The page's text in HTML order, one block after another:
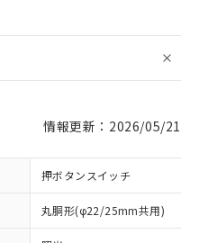
情報更新：2026/05/21
押ボタンスイッチ
丸胴形(φ22/25mm共用)